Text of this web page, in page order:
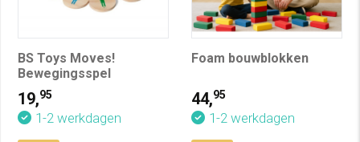
BS Toys Moves!
Bewegingsspel
19,95
1-2 werkdagen
Foam bouwblokken
44,95
1-2 werkdagen